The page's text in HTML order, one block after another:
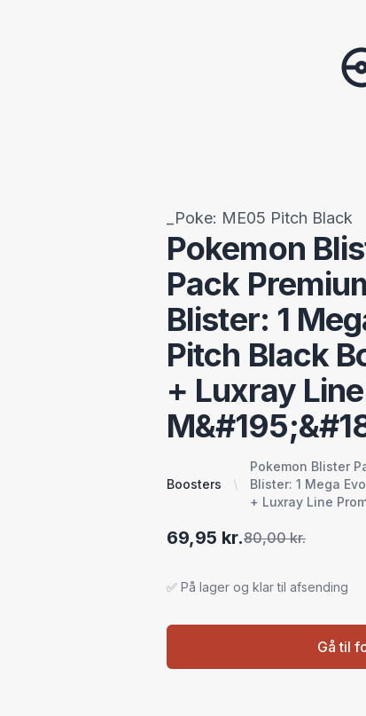
_Poke: ME05 Pitch Black
Pokemon
Pack
Blister: 1
Pitch Black
+ Luxray
Boosters
Pokemon Blister
Blister: 1 Mega
+ Luxray Line
69,95 kr.80,00 kr.
✅ På lager og klar til afsending
Gå til